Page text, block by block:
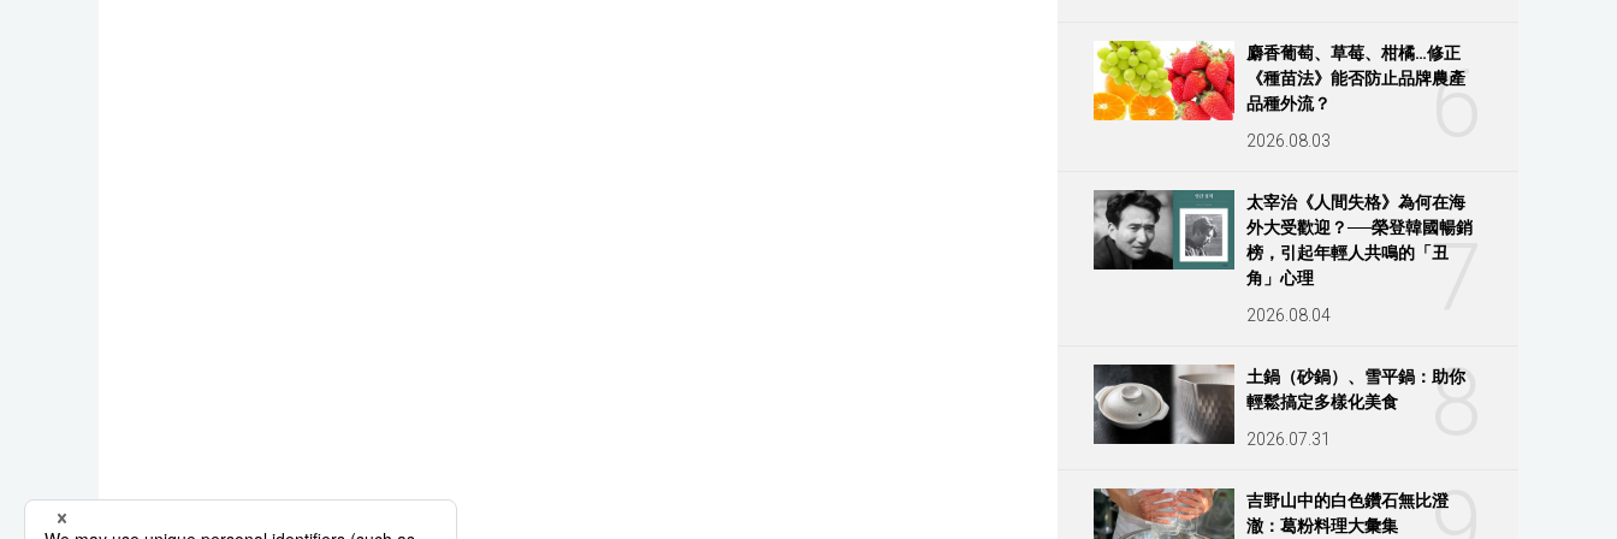
6
麝香葡萄、草莓、柑橘…修正
《種苗法》能否防止品牌農產
品種外流？
2026.08.03
7
太宰治《人間失格》為何在海
外大受歡迎？──榮登韓國暢銷
榜，引起年輕人共鳴的「丑
角」心理
2026.08.04
8
土鍋（砂鍋）、雪平鍋：助你
輕鬆搞定多樣化美食
2026.07.31
吉野山中的白色鑽石無比澄
澈：葛粉料理大彙集